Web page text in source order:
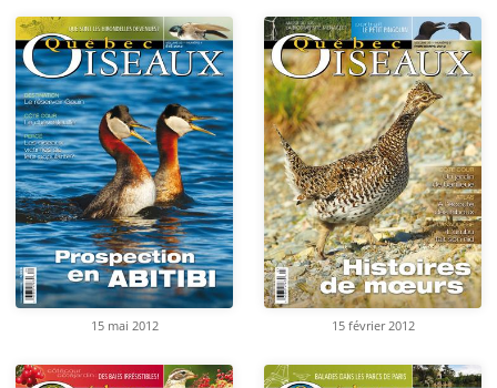
15 mai 2012 15 février 2012